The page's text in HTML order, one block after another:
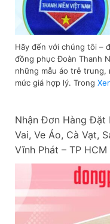
Hãy đến với chúng tôi –
đồng phục Đoàn Thanh
những mẫu áo trẻ trung,
mức giá hợp lý. Trong
Nhận Đơn Hàng Đặt
Vai, Ve Áo, Cà Vạt,
Vĩnh Phát – TP HCM